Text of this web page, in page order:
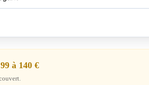
à 140 €